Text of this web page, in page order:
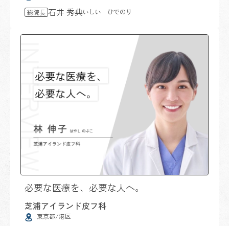
総院長 石井 秀典いしい ひでのり
必要な医療を、必要な人へ。
芝浦アイランド皮フ科
東京都/港区